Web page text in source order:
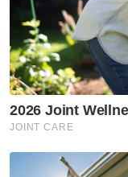
Kamal Affandi
Judi
Sungai Buloh
Mohd Asri Hamid